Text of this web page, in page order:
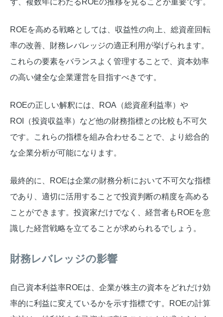
ず、複数年にわたるROEの推移を見ることが重要です。
ROEを高める戦略としては、収益性の向上、総資産回転
率の改善、財務レバレッジの適正利用が挙げられます。
これらの要素をバランスよく管理することで、資本効率
の高い健全な企業運営を目指すべきです。
ROEの正しい解釈には、ROA（総資産利益率）や
ROI（投資収益率）など他の財務指標との比較も不可欠
です。これらの指標を組み合わせることで、より総合的
な企業分析が可能になります。
最終的に、ROEは企業の財務分析において不可欠な指標
であり、適切に活用することで投資判断の精度を高める
ことができます。投資家だけでなく、経営者もROEを意
識した経営戦略を立てることが求められるでしょう。
財務レバレッジの影響
自己資本利益率ROEは、企業が株主の資本をどれだけ効
率的に利益に変えているかを示す指標です。ROEの計算